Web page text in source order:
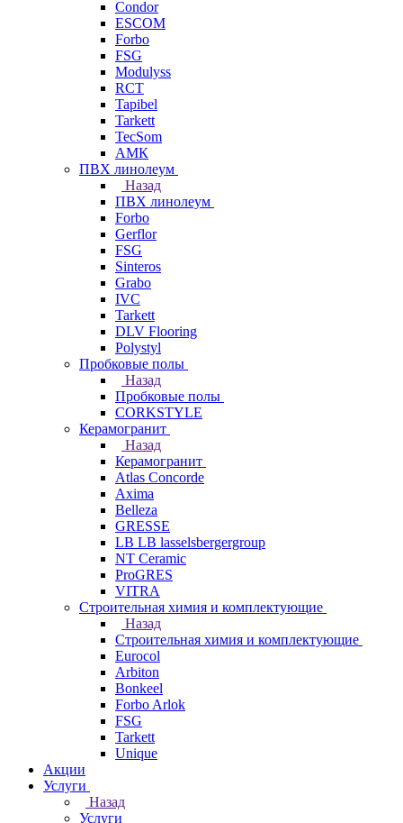
Condor
ESCOM
Forbo
FSG
Modulyss
RCT
Tapibel
Tarkett
TecSom
АМК
ПВХ линолеум
Назад
ПВХ линолеум
Forbo
Gerflor
FSG
Sinteros
Grabo
IVC
Tarkett
DLV Flooring
Polystyl
Пробковые полы
Назад
Пробковые полы
CORKSTYLE
Керамогранит
Назад
Керамогранит
Atlas Concorde
Axima
Belleza
GRESSE
LB LB lasselsbergergroup
NT Ceramic
ProGRES
VITRA
Строительная химия и комплектующие
Назад
Строительная химия и комплектующие
Eurocol
Arbiton
Bonkeel
Forbo Arlok
FSG
Tarkett
Unique
Акции
Услуги
Назад
Услуги